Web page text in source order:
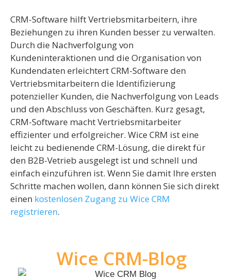
CRM-Software hilft Vertriebsmitarbeitern, ihre
Beziehungen zu ihren Kunden besser zu verwalten.
Durch die Nachverfolgung von
Kundeninteraktionen und die Organisation von
Kundendaten erleichtert CRM-Software den
Vertriebsmitarbeitern die Identifizierung
potenzieller Kunden, die Nachverfolgung von Leads
und den Abschluss von Geschäften. Kurz gesagt,
CRM-Software macht Vertriebsmitarbeiter
effizienter und erfolgreicher. Wice CRM ist eine
leicht zu bedienende CRM-Lösung, die direkt für
den B2B-Vetrieb ausgelegt ist und schnell und
einfach einzuführen ist. Wenn Sie damit Ihre ersten
Schritte machen wollen, dann können Sie sich direkt
einen kostenlosen Zugang zu Wice CRM
registrieren.
Wice CRM-Blog